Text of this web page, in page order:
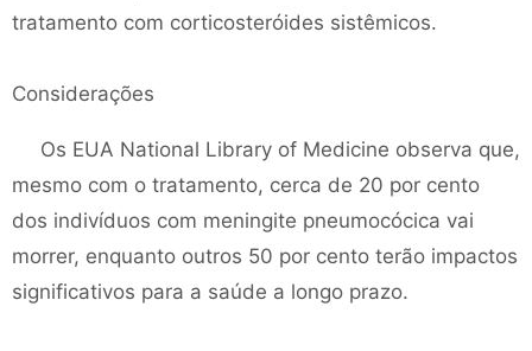
tratamento com corticosteróides sistêmicos.
Considerações
Os EUA National Library of Medicine observa que,
mesmo com o tratamento, cerca de 20 por cento
dos indivíduos com meningite pneumocócica vai
morrer, enquanto outros 50 por cento terão impactos
significativos para a saúde a longo prazo.